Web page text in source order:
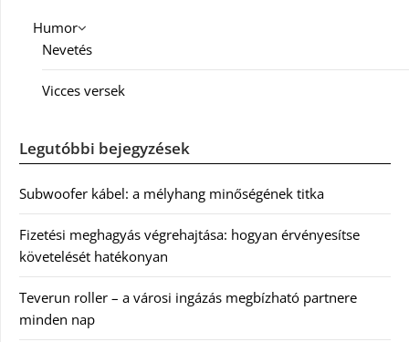
Humor
Nevetés
Vicces versek
Legutóbbi bejegyzések
Subwoofer kábel: a mélyhang minőségének titka
Fizetési meghagyás végrehajtása: hogyan érvényesítse
követelését hatékonyan
Teverun roller – a városi ingázás megbízható partnere
minden nap